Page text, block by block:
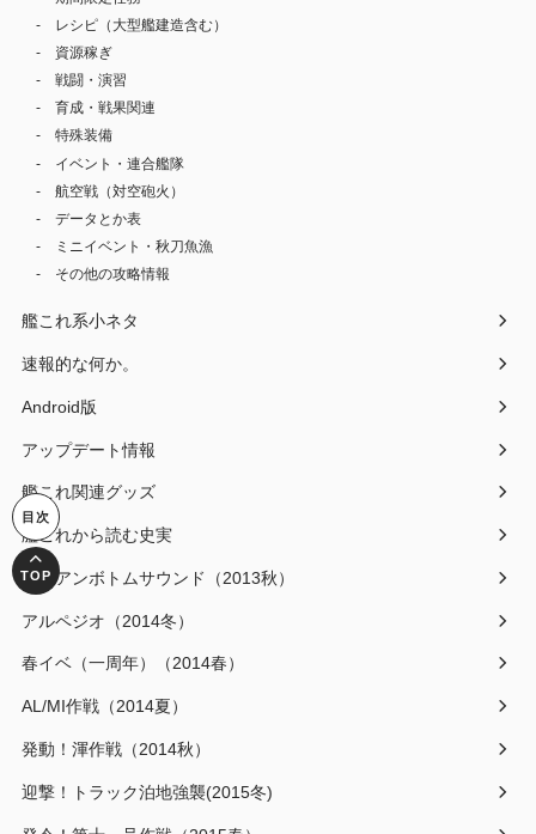
レシピ（大型艦建造含む）
資源稼ぎ
戦闘・演習
育成・戦果関連
特殊装備
イベント・連合艦隊
航空戦（対空砲火）
データとか表
ミニイベント・秋刀魚漁
その他の攻略情報
艦これ系小ネタ
速報的な何か。
Android版
アップデート情報
艦これ関連グッズ
艦これから読む史実
アイアンボトムサウンド（2013秋）
アルペジオ（2014冬）
春イベ（一周年）（2014春）
AL/MI作戦（2014夏）
発動！渾作戦（2014秋）
迎撃！トラック泊地強襲(2015冬)